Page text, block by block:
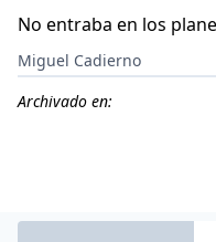
No entraba en los
Miguel Cadierno
Archivado en: